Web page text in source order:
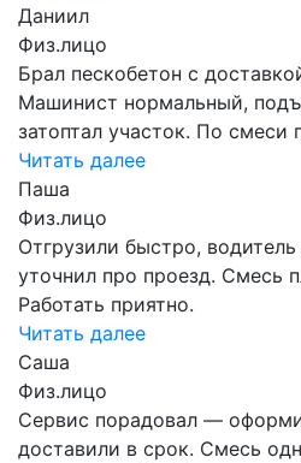
Даниил
Физ.лицо
Брал пескобетон с
Машинист нормальный,
затоптал участок. По смеси
Читать далее
Паша
Физ.лицо
Отгрузили быстро, водитель
уточнил про проезд. Смесь
Работать приятно.
Читать далее
Саша
Физ.лицо
Сервис порадовал —
доставили в срок. Смесь